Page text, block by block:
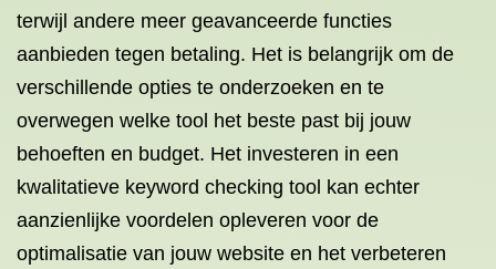
terwijl andere meer geavanceerde functies
aanbieden tegen betaling. Het is belangrijk om de
verschillende opties te onderzoeken en te
overwegen welke tool het beste past bij jouw
behoeften en budget. Het investeren in een
kwalitatieve keyword checking tool kan echter
aanzienlijke voordelen opleveren voor de
optimalisatie van jouw website en het verbeteren